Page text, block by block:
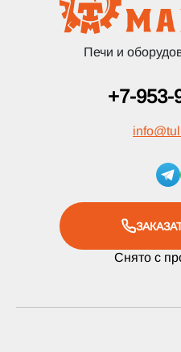
Печи и
+7-953-
info@
Снято с